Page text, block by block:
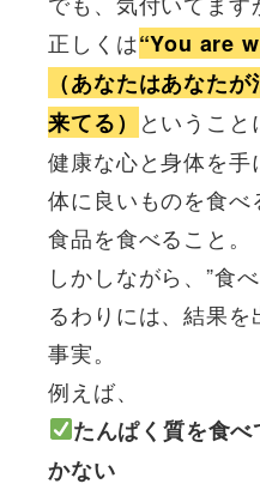
正しくは“You are
（あなたはあなた
来てる） ということ
健康な心と身体を
体に良いものを食
食品を食べること。
しかしながら、”食
るわりには、結果
事実。
例えば、
たんぱく質を食
かない